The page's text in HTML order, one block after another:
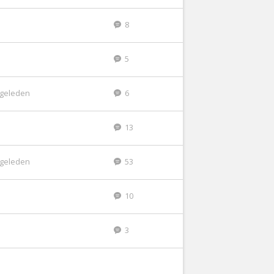
8
5
6
13
53
10
3